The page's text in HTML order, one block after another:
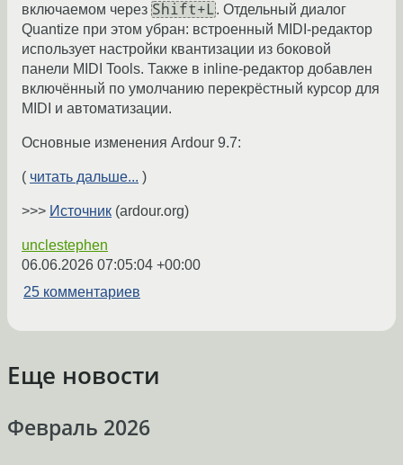
включаемом через Shift+L. Отдельный диалог
Quantize при этом убран: встроенный MIDI-редактор
использует настройки квантизации из боковой
панели MIDI Tools. Также в inline-редактор добавлен
включённый по умолчанию перекрёстный курсор для
MIDI и автоматизации.
Основные изменения Ardour 9.7:
( читать дальше... )
>>> Источник (ardour.org)
unclestephen
06.06.2026 07:05:04 +00:00
25 комментариев
Еще новости
Февраль 2026